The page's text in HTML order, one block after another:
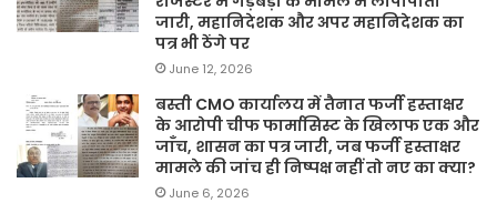
जारी, महानिदेशक और अपर महानिदेशक का
पत्र भी ठेंगे पर
June 12, 2026
बस्ती CMO कार्यालय में तैनात फर्जी हस्ताक्षर
के आरोपी चीफ फार्मासिस्ट के खिलाफ एक और
जाँच, शासन का पत्र जारी, जब फर्जी हस्ताक्षर
मामले की जांच ही निष्पक्ष नहीं तो नए का क्या?
June 6, 2026